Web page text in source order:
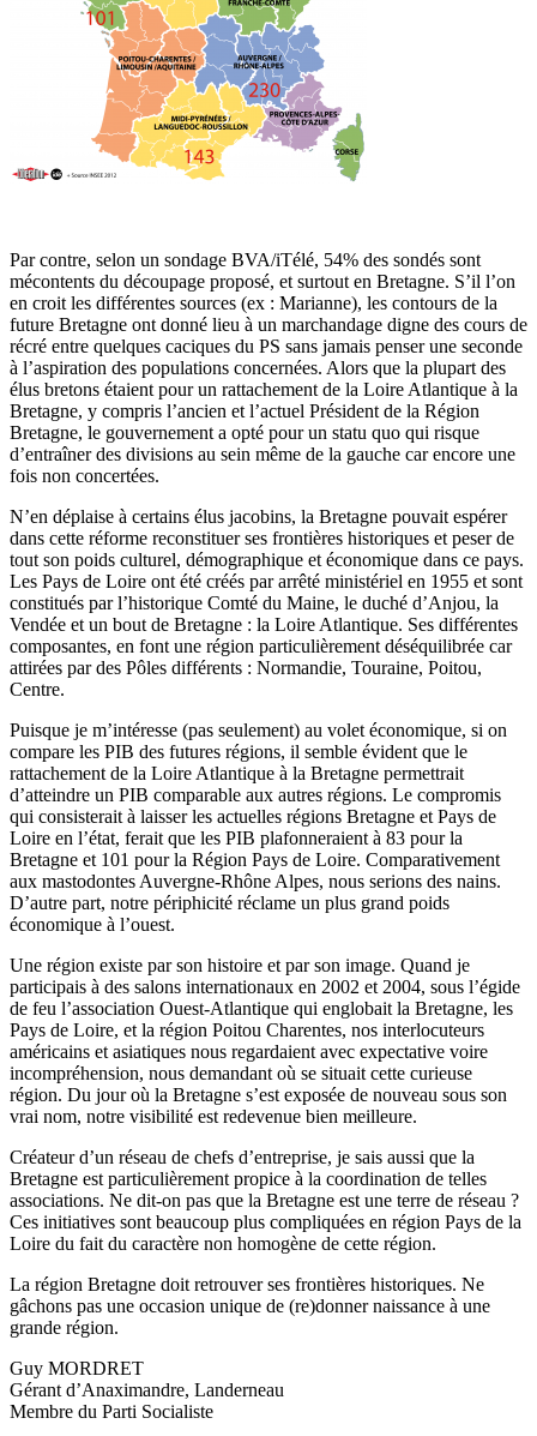
Par contre, selon un sondage BVA/iTélé, 54% des sondés sont
mécontents du découpage proposé, et surtout en Bretagne. S’il l’on
en croit les différentes sources (ex : Marianne), les contours de la
future Bretagne ont donné lieu à un marchandage digne des cours de
récré entre quelques caciques du PS sans jamais penser une seconde
à l’aspiration des populations concernées. Alors que la plupart des
élus bretons étaient pour un rattachement de la Loire Atlantique à la
Bretagne, y compris l’ancien et l’actuel Président de la Région
Bretagne, le gouvernement a opté pour un statu quo qui risque
d’entraîner des divisions au sein même de la gauche car encore une
fois non concertées.
N’en déplaise à certains élus jacobins, la Bretagne pouvait espérer
dans cette réforme reconstituer ses frontières historiques et peser de
tout son poids culturel, démographique et économique dans ce pays.
Les Pays de Loire ont été créés par arrêté ministériel en 1955 et sont
constitués par l’historique Comté du Maine, le duché d’Anjou, la
Vendée et un bout de Bretagne : la Loire Atlantique. Ses différentes
composantes, en font une région particulièrement déséquilibrée car
attirées par des Pôles différents : Normandie, Touraine, Poitou,
Centre.
Puisque je m’intéresse (pas seulement) au volet économique, si on
compare les PIB des futures régions, il semble évident que le
rattachement de la Loire Atlantique à la Bretagne permettrait
d’atteindre un PIB comparable aux autres régions. Le compromis
qui consisterait à laisser les actuelles régions Bretagne et Pays de
Loire en l’état, ferait que les PIB plafonneraient à 83 pour la
Bretagne et 101 pour la Région Pays de Loire. Comparativement
aux mastodontes Auvergne-Rhône Alpes, nous serions des nains.
D’autre part, notre périphicité réclame un plus grand poids
économique à l’ouest.
Une région existe par son histoire et par son image. Quand je
participais à des salons internationaux en 2002 et 2004, sous l’égide
de feu l’association Ouest-Atlantique qui englobait la Bretagne, les
Pays de Loire, et la région Poitou Charentes, nos interlocuteurs
américains et asiatiques nous regardaient avec expectative voire
incompréhension, nous demandant où se situait cette curieuse
région. Du jour où la Bretagne s’est exposée de nouveau sous son
vrai nom, notre visibilité est redevenue bien meilleure.
Créateur d’un réseau de chefs d’entreprise, je sais aussi que la
Bretagne est particulièrement propice à la coordination de telles
associations. Ne dit-on pas que la Bretagne est une terre de réseau ?
Ces initiatives sont beaucoup plus compliquées en région Pays de la
Loire du fait du caractère non homogène de cette région.
La région Bretagne doit retrouver ses frontières historiques. Ne
gâchons pas une occasion unique de (re)donner naissance à une
grande région.
Guy MORDRET
Gérant d’Anaximandre, Landerneau
Membre du Parti Socialiste